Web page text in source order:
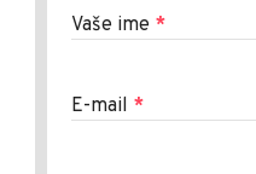
Vaše ime *
E-mail *